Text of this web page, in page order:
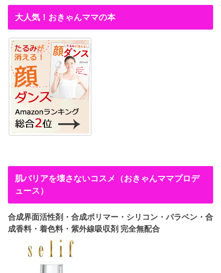
大人気！おきゃんママの本
肌バリアを壊さないコスメ（おきゃんママプロデ
ュース）
合成界面活性剤・合成ポリマー・シリコン・パラベン・合
成香料・着色料・紫外線吸収剤 完全無配合